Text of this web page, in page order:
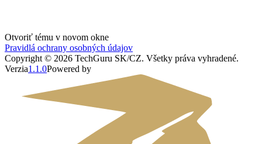
Otvoriť tému v novom okne
Pravidlá ochrany osobných údajov
Copyright © 2026 TechGuru SK/CZ. Všetky práva vyhradené.
Verzia1.1.0Powered by